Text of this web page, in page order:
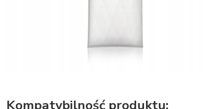
Kompatybilność produktu: